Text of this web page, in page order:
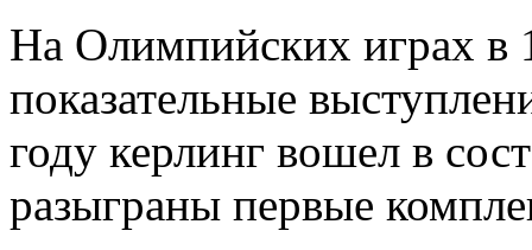
На Олимпийских играх в
показательные
году керлинг вошел в
разыграны первые